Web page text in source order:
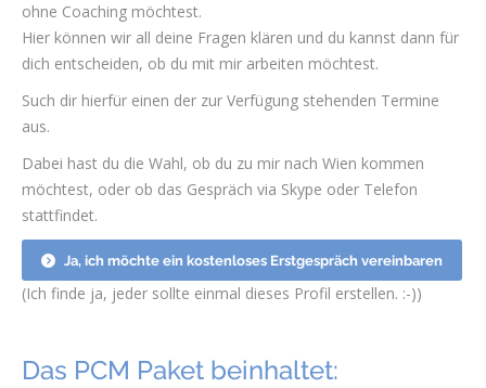
ohne Coaching möchtest.
Hier können wir all deine Fragen klären und du kannst dann für
dich entscheiden, ob du mit mir arbeiten möchtest.
Such dir hierfür einen der zur Verfügung stehenden Termine
aus.
Dabei hast du die Wahl, ob du zu mir nach Wien kommen
möchtest, oder ob das Gespräch via Skype oder Telefon
stattfindet.
Ja, ich möchte ein kostenloses Erstgespräch vereinbaren
(Ich finde ja, jeder sollte einmal dieses Profil erstellen. :-))
Das PCM Paket beinhaltet: